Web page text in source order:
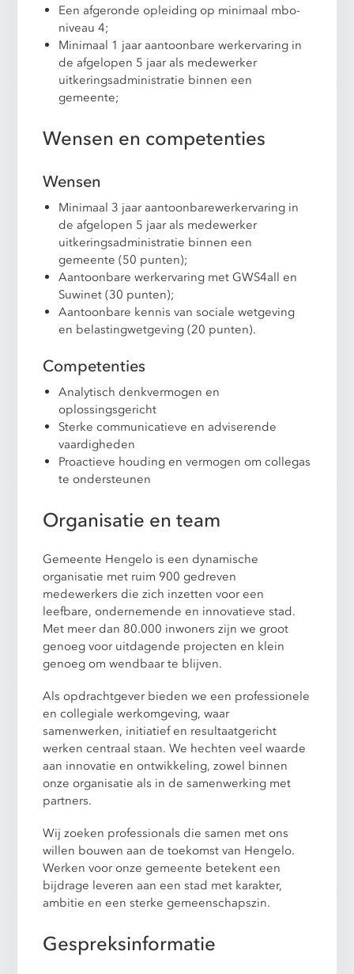
Een afgeronde opleiding op minimaal mbo-
niveau 4;
Minimaal 1 jaar aantoonbare werkervaring in
de afgelopen 5 jaar als medewerker
uitkeringsadministratie binnen een
gemeente;
Wensen en competenties
Wensen
Minimaal 3 jaar aantoonbarewerkervaring in
de afgelopen 5 jaar als medewerker
uitkeringsadministratie binnen een
gemeente (50 punten);
Aantoonbare werkervaring met GWS4all en
Suwinet (30 punten);
Aantoonbare kennis van sociale wetgeving
en belastingwetgeving (20 punten).
Competenties
Analytisch denkvermogen en
oplossingsgericht
Sterke communicatieve en adviserende
vaardigheden
Proactieve houding en vermogen om collegas
te ondersteunen
Organisatie en team
Gemeente Hengelo is een dynamische
organisatie met ruim 900 gedreven
medewerkers die zich inzetten voor een
leefbare, ondernemende en innovatieve stad.
Met meer dan 80.000 inwoners zijn we groot
genoeg voor uitdagende projecten en klein
genoeg om wendbaar te blijven.
Als opdrachtgever bieden we een professionele
en collegiale werkomgeving, waar
samenwerken, initiatief en resultaatgericht
werken centraal staan. We hechten veel waarde
aan innovatie en ontwikkeling, zowel binnen
onze organisatie als in de samenwerking met
partners.
Wij zoeken professionals die samen met ons
willen bouwen aan de toekomst van Hengelo.
Werken voor onze gemeente betekent een
bijdrage leveren aan een stad met karakter,
ambitie en een sterke gemeenschapszin.
Gespreksinformatie